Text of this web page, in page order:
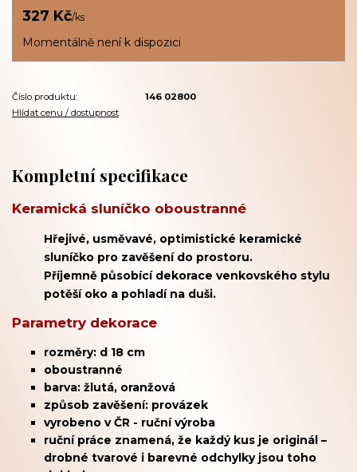
327 Kč/ks
Momentálně není k dispozici
Číslo produktu:
146 02800
Hlídat cenu / dostupnost
Kompletní specifikace
Keramická sluníčko oboustranné
Hřejivé, usměvavé, optimistické keramické
sluníčko pro zavěšení do prostoru.
Příjemně působící dekorace venkovského stylu
potěší oko a pohladí na duši.
Parametry dekorace
rozměry: d 18 cm
oboustranné
barva: žlutá, oranžová
způsob zavěšení: provázek
vyrobeno v ČR - ruční výroba
ruční práce znamená, že každý kus je originál –
drobné tvarové i barevné odchylky jsou toho